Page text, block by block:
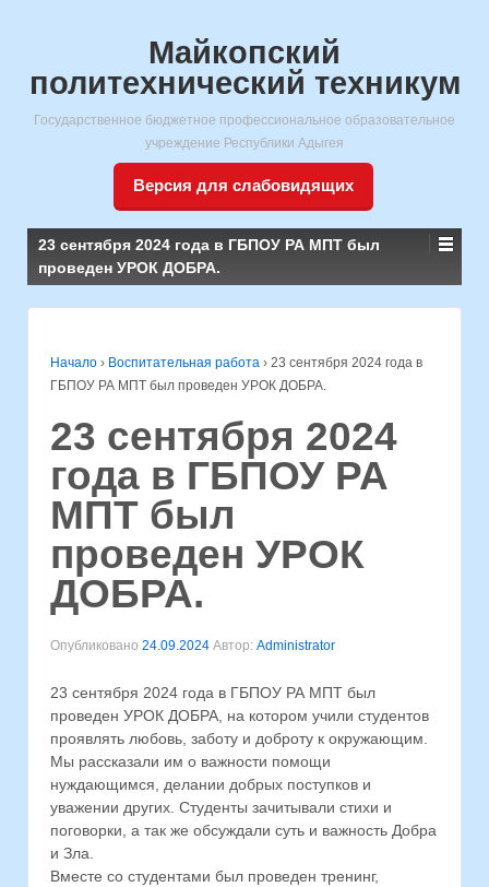
Майкопский
политехнический техникум
Государственное бюджетное профессиональное образовательное
учреждение Республики Адыгея
Версия для слабовидящих
23 сентября 2024 года в ГБПОУ РА МПТ был
проведен УРОК ДОБРА.
Начало › Воспитательная работа › 23 сентября 2024 года в
ГБПОУ РА МПТ был проведен УРОК ДОБРА.
23 сентября 2024
года в ГБПОУ РА
МПТ был
проведен УРОК
ДОБРА.
Опубликовано 24.09.2024 Автор: Administrator
23 сентября 2024 года в ГБПОУ РА МПТ был
проведен УРОК ДОБРА, на котором учили студентов
проявлять любовь, заботу и доброту к окружающим.
Мы рассказали им о важности помощи
нуждающимся, делании добрых поступков и
уважении других. Студенты зачитывали стихи и
поговорки, а так же обсуждали суть и важность Добра
и Зла.
Вместе со студентами был проведен тренинг,